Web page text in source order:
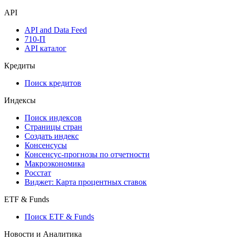
API
API and Data Feed
710-П
API каталог
Кредиты
Поиск кредитов
Индексы
Поиск индексов
Страницы стран
Создать индекс
Консенсусы
Консенсус-прогнозы по отчетности
Макроэкономика
Росстат
Виджет: Карта процентных ставок
ETF & Funds
Поиск ETF & Funds
Новости и Аналитика